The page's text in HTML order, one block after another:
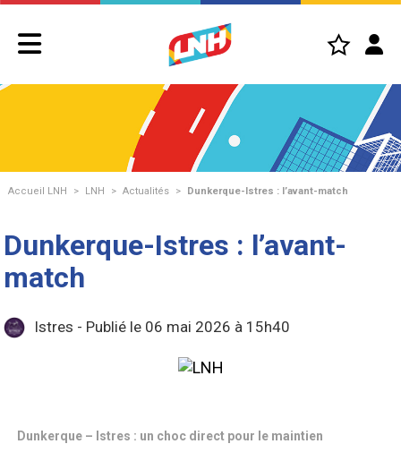
Accueil LNH > LNH > Actualités > Dunkerque-Istres : l’avant-match
Dunkerque-Istres : l’avant-
match
Istres - Publié le 06 mai 2026 à 15h40
Dunkerque – Istres : un choc direct pour le maintien